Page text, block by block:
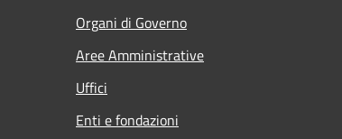
Organi di Governo
Aree Amministrative
Uffici
Enti e fondazioni